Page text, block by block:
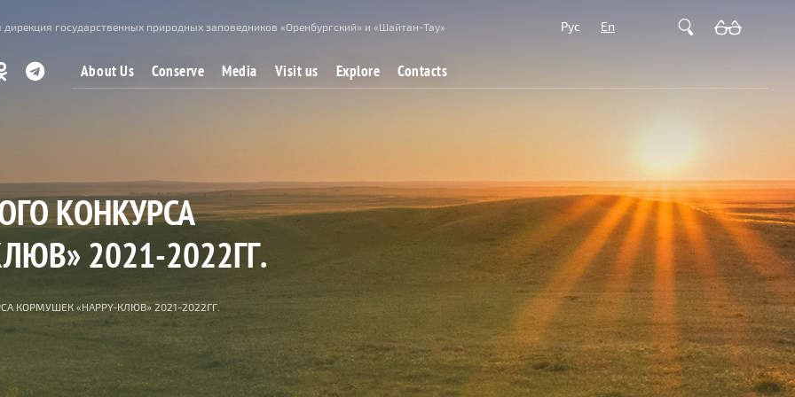
государственных природных заповедников «Оренбургский» и «Шайтан-Тау» Рус En
About Us Conserve Media Visit us Explore Contacts
КОНКУРСА
2021-2022ГГ.
КОРМУШЕК «HAPPY-КЛЮВ» 2021-2022ГГ.